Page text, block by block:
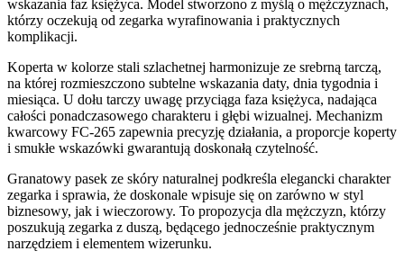
wskazania faz księżyca. Model stworzono z myślą o mężczyznach,
którzy oczekują od zegarka wyrafinowania i praktycznych
komplikacji.
Koperta w kolorze stali szlachetnej harmonizuje ze srebrną tarczą,
na której rozmieszczono subtelne wskazania daty, dnia tygodnia i
miesiąca. U dołu tarczy uwagę przyciąga faza księżyca, nadająca
całości ponadczasowego charakteru i głębi wizualnej. Mechanizm
kwarcowy FC-265 zapewnia precyzję działania, a proporcje koperty
i smukłe wskazówki gwarantują doskonałą czytelność.
Granatowy pasek ze skóry naturalnej podkreśla elegancki charakter
zegarka i sprawia, że doskonale wpisuje się on zarówno w styl
biznesowy, jak i wieczorowy. To propozycja dla mężczyzn, którzy
poszukują zegarka z duszą, będącego jednocześnie praktycznym
narzędziem i elementem wizerunku.